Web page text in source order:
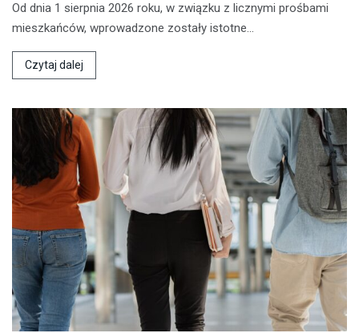
Od dnia 1 sierpnia 2026 roku, w związku z licznymi prośbami
mieszkańców, wprowadzone zostały istotne…
Czytaj dalej